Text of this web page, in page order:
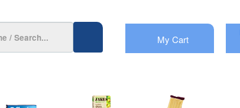
My Cart